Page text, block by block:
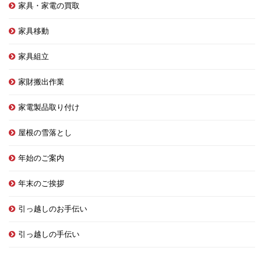
家具・家電の買取
家具移動
家具組立
家財搬出作業
家電製品取り付け
屋根の雪落とし
年始のご案内
年末のご挨拶
引っ越しのお手伝い
引っ越しの手伝い